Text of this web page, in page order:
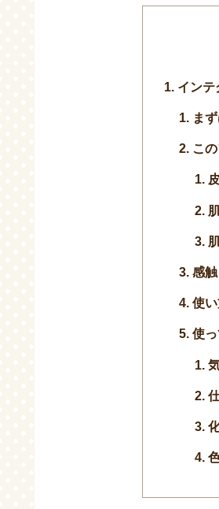
インテ
ま
こ
感
使
使